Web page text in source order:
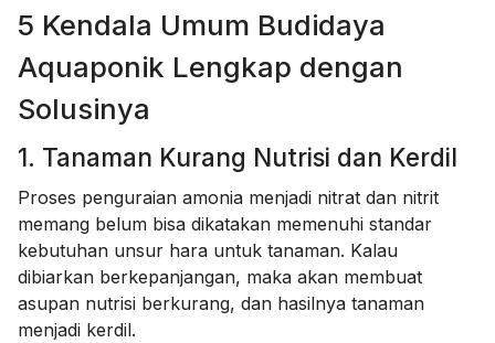
5 Kendala Umum Budidaya
Aquaponik Lengkap dengan
Solusinya
1. Tanaman Kurang Nutrisi dan Kerdil
Proses penguraian amonia menjadi nitrat dan nitrit
memang belum bisa dikatakan memenuhi standar
kebutuhan unsur hara untuk tanaman. Kalau
dibiarkan berkepanjangan, maka akan membuat
asupan nutrisi berkurang, dan hasilnya tanaman
menjadi kerdil.